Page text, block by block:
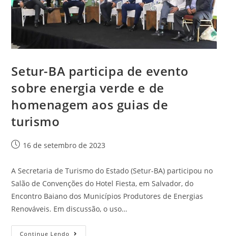
Setur-BA participa de evento
sobre energia verde e de
homenagem aos guias de
turismo
16 de setembro de 2023
A Secretaria de Turismo do Estado (Setur-BA) participou no
Salão de Convenções do Hotel Fiesta, em Salvador, do
Encontro Baiano dos Municípios Produtores de Energias
Renováveis. Em discussão, o uso…
Continue Lendo